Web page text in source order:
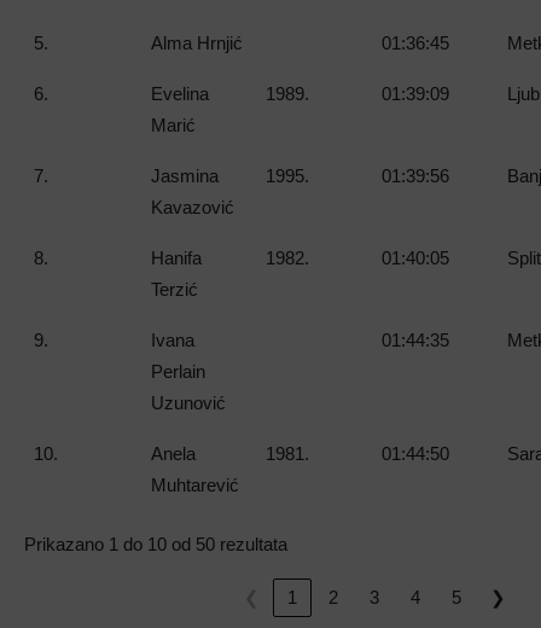
5. Alma Hrnjić 01:36:45
6.
Evelina
Marić
1989. 01:39:09
7.
Jasmina
Kavazović
1995. 01:39:56
8.
Hanifa
Terzić
1982. 01:40:05
9.
Ivana
Perlain
Uzunović
01:44:35
10.
Anela
Muhtarević
1981. 01:44:50
Prikazano 1 do 10 od 50 rezultata
1 2 3 4 5 ❯